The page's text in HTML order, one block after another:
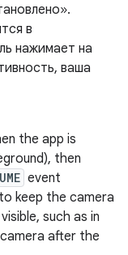
в
нажимает на
ваша
the app is
then
event
keep the camera
such as in
after the